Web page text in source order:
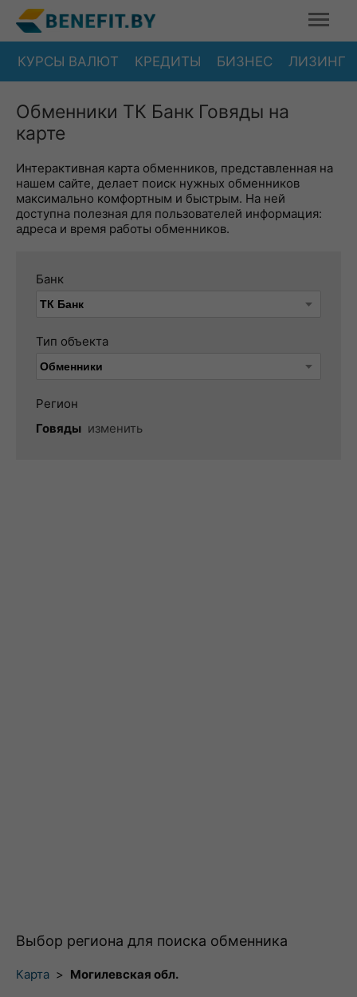
КУРСЫ ВАЛЮТ КРЕДИТЫ БИЗНЕС ЛИЗИНГ
Обменники ТК Банк Говяды на
карте
Интерактивная карта обменников, представленная на
нашем сайте, делает поиск нужных обменников
максимально комфортным и быстрым. На ней
доступна полезная для пользователей информация:
адреса и время работы обменников.
Банк
Тип объекта
Регион
Говяды изменить
Выбор региона для поиска обменника
Карта > Могилевская обл.